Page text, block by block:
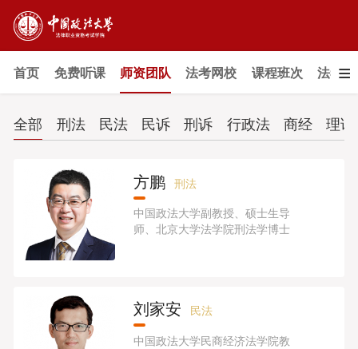
首页 免费听课 师资团队 法考网校 课程班次 法考≡
全部 刑法 民法 民诉 刑诉 行政法 商经 理论
方鹏 刑法
中国政法大学副教授、硕士生导
师、北京大学法学院刑法学博士
刘家安 民法
中国政法大学民商经济法学院教